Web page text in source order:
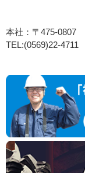
本社：〒475-0807
TEL:(0569)22-